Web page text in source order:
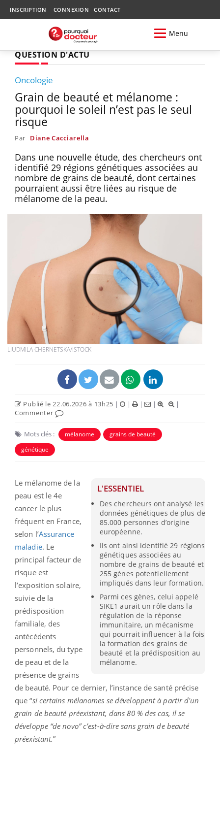
INSCRIPTION CONNEXION CONTACT
Menu
QUESTION D'ACTU
Oncologie
Grain de beauté et mélanome :
pourquoi le soleil n’est pas le seul
risque
Par Diane Cacciarella
Dans une nouvelle étude, des chercheurs ont
identifié 29 régions génétiques associées au
nombre de grains de beauté, dont certaines
pourraient aussi être liées au risque de
mélanome de la peau.
LIUDMILA CHERNETSKA/ISTOCK
Publié le 22.06.2026 à 13h25 | | | |
|
Commenter
Mots clés : mélanome
grains de beauté
génétique
L'ESSENTIEL
Des chercheurs ont analysé les
données génétiques de plus de
85.000 personnes d’origine
européenne.
Ils ont ainsi identifié 29 régions
génétiques associées au
nombre de grains de beauté et
255 gènes potentiellement
impliqués dans leur formation.
Parmi ces gènes, celui appelé
SIKE1 aurait un rôle dans la
régulation de la réponse
immunitaire, un mécanisme
qui pourrait influencer à la fois
la formation des grains de
beauté et la prédisposition au
mélanome.
Le mélanome de la
peau est le 4e
cancer le plus
fréquent en France,
selon l’Assurance
maladie. Le
principal facteur de
risque est
l’exposition solaire,
suivie de la
prédisposition
familiale, des
antécédents
personnels, du type
de peau et de la
présence de grains
de beauté. Pour ce dernier, l’instance de santé précise
que “si certains mélanomes se développent à partir d'un
grain de beauté préexistant, dans 80 % des cas, il se
développe “de novo” c’est-à-dire sans grain de beauté
préexistant.”